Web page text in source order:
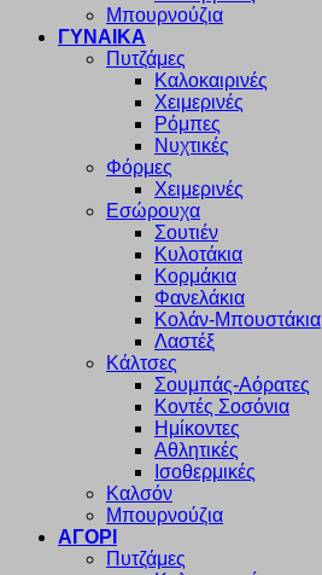
Μπουρνούζια
ΓΥΝΑΙΚΑ
Πυτζάμες
Καλοκαιρινές
Χειμερινές
Ρόμπες
Νυχτικές
Φόρμες
Χειμερινές
Εσώρουχα
Σουτιέν
Κυλοτάκια
Κορμάκια
Φανελάκια
Κολάν-Μπουστάκια
Λαστέξ
Κάλτσες
Σουμπάς-Αόρατες
Κοντές Σοσόνια
Ημίκοντες
Αθλητικές
Ισοθερμικές
Καλσόν
Μπουρνούζια
ΑΓΟΡΙ
Πυτζάμες